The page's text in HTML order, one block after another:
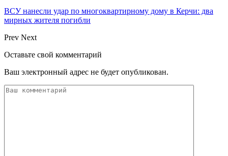
ВСУ нанесли удар по многоквартирному дому в Керчи: два
мирных жителя погибли
Prev Next
Оставьте свой комментарий
Ваш электронный адрес не будет опубликован.